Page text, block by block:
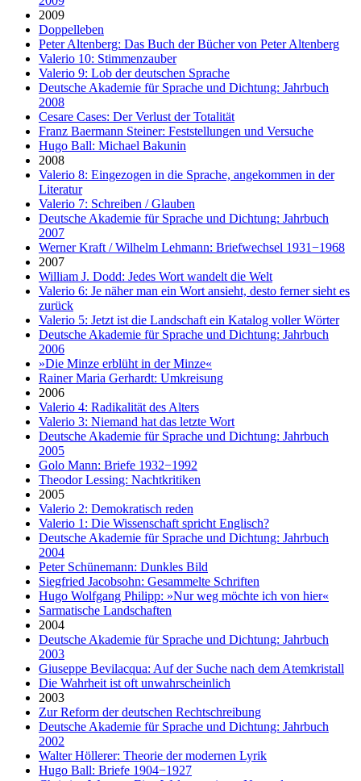
2009
Doppelleben
Peter Altenberg: Das Buch der Bücher von Peter Altenberg
Valerio 10: Stimmenzauber
Valerio 9: Lob der deutschen Sprache
Deutsche Akademie für Sprache und Dichtung: Jahrbuch
2008
Cesare Cases: Der Verlust der Totalität
Franz Baermann Steiner: Feststellungen und Versuche
Hugo Ball: Michael Bakunin
2008
Valerio 8: Eingezogen in die Sprache, angekommen in der
Literatur
Valerio 7: Schreiben / Glauben
Deutsche Akademie für Sprache und Dichtung: Jahrbuch
2007
Werner Kraft / Wilhelm Lehmann: Briefwechsel 1931−1968
2007
William J. Dodd: Jedes Wort wandelt die Welt
Valerio 6: Je näher man ein Wort ansieht, desto ferner sieht es
zurück
Valerio 5: Jetzt ist die Landschaft ein Katalog voller Wörter
Deutsche Akademie für Sprache und Dichtung: Jahrbuch
2006
»Die Minze erblüht in der Minze«
Rainer Maria Gerhardt: Umkreisung
2006
Valerio 4: Radikalität des Alters
Valerio 3: Niemand hat das letzte Wort
Deutsche Akademie für Sprache und Dichtung: Jahrbuch
2005
Golo Mann: Briefe 1932−1992
Theodor Lessing: Nachtkritiken
2005
Valerio 2: Demokratisch reden
Valerio 1: Die Wissenschaft spricht Englisch?
Deutsche Akademie für Sprache und Dichtung: Jahrbuch
2004
Peter Schünemann: Dunkles Bild
Siegfried Jacobsohn: Gesammelte Schriften
Hugo Wolfgang Philipp: »Nur weg möchte ich von hier«
Sarmatische Landschaften
2004
Deutsche Akademie für Sprache und Dichtung: Jahrbuch
2003
Giuseppe Bevilacqua: Auf der Suche nach dem Atemkristall
Die Wahrheit ist oft unwahrscheinlich
2003
Zur Reform der deutschen Rechtschreibung
Deutsche Akademie für Sprache und Dichtung: Jahrbuch
2002
Walter Höllerer: Theorie der modernen Lyrik
Hugo Ball: Briefe 1904−1927